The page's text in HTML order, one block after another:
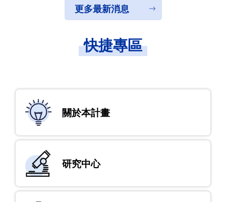
更多最新消息
快捷專區
關於本計畫
研究中心